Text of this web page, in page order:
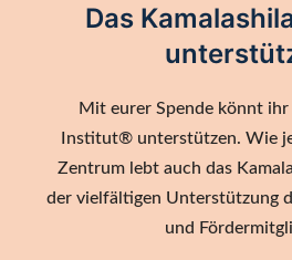
Das
Mit eurer Spende könnt ihr
Institut® unterstützen. Wie
Zentrum lebt auch das
der vielfältigen Unterstützung
und